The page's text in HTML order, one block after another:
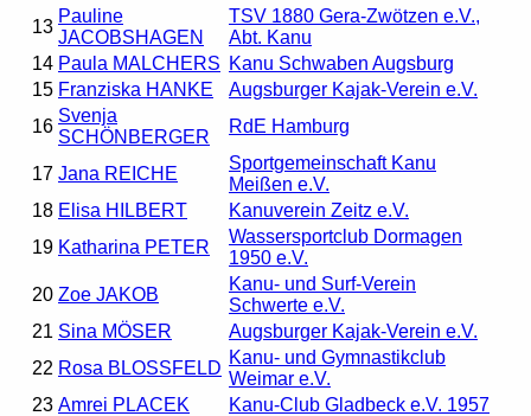
13
Pauline
JACOBSHAGEN
TSV 1880 Gera-Zwötzen e.V.,
Abt. Kanu
14 Paula MALCHERS Kanu Schwaben Augsburg
15 Franziska HANKE
Augsburger Kajak-Verein e.V.
16
Svenja
SCHÖNBERGER
RdE Hamburg
17 Jana REICHE
Sportgemeinschaft Kanu
Meißen e.V.
18 Elisa HILBERT
Kanuverein Zeitz e.V.
19 Katharina PETER
Wassersportclub Dormagen
1950 e.V.
20 Zoe JAKOB
Kanu- und Surf-Verein
Schwerte e.V.
21 Sina MÖSER
Augsburger Kajak-Verein e.V.
22 Rosa BLOSSFELD
Kanu- und Gymnastikclub
Weimar e.V.
23 Amrei PLACEK
Kanu-Club Gladbeck e.V. 1957